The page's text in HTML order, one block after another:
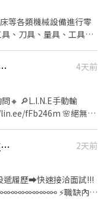
開立線上勞務報酬單，
後確認收款 • 幫忙清
打疫苗和滴劑，沒有任
忙餵貓咪吃飯和換水 •
空集塵盒） • 超熱門京
點心自由享用 • 全美
倒掉，也可攜回做堆
衣機 • 機車停車位 備
千萬不要碎碎唸。 • 如
飲食習慣，一開始會教
良好者，會發好市多副
實習獎金(須通過訓練考
- 🔸享勞健
、婚/喪/生育補助 - ⭕可
等各類機械設備進行零
｜周休二日🌼手機外殼組包裝
4天前
🔸 🔎L.I.N.E手動輸
fFb246m 🌸絕無收
貼300/日)(誤餐費70元)
🚩大雅產線人員✨急用可預支📢加班獎勵金最高1萬1❗班別津貼(J-永)
2天前
履歷➡快速接洽面試!!!
⚡職缺內容